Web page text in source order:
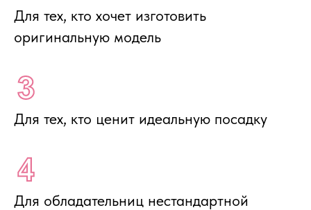
Для тех, кто хочет изготовить
оригинальную модель
Для тех, кто ценит идеальную посадку
Для обладательниц нестандартной